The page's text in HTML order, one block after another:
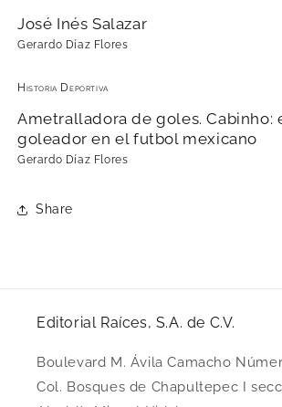
José Inés Salazar
Gerardo Díaz Flores
Historia Deportiva
Ametralladora de goles. Cabinho:
goleador en el futbol mexicano
Gerardo Díaz Flores
Share
Editorial Raíces, S.A. de C.V.
Boulevard M. Ávila Camacho
Col. Bosques de Chapultepec I